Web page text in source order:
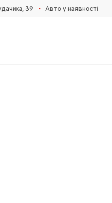
39 • Авто у наявності